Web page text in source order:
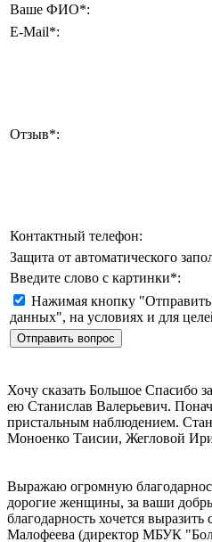
Ваше ФИО*:
E-Mail*:
Отзыв*:
Контактный телефон:
Защита от автоматического
Введите слово с картинки*:
Нажимая кнопку
данных", на условиях и для
Хочу сказать Большое Спасибо
ею Станислав Валерьевич.
пристальным наблюдением.
Моноенко Таисии, Жегловой
Выражаю огромную
дорогие женщины, за ваши
благодарность хочется
Малофеева (директор МБУК